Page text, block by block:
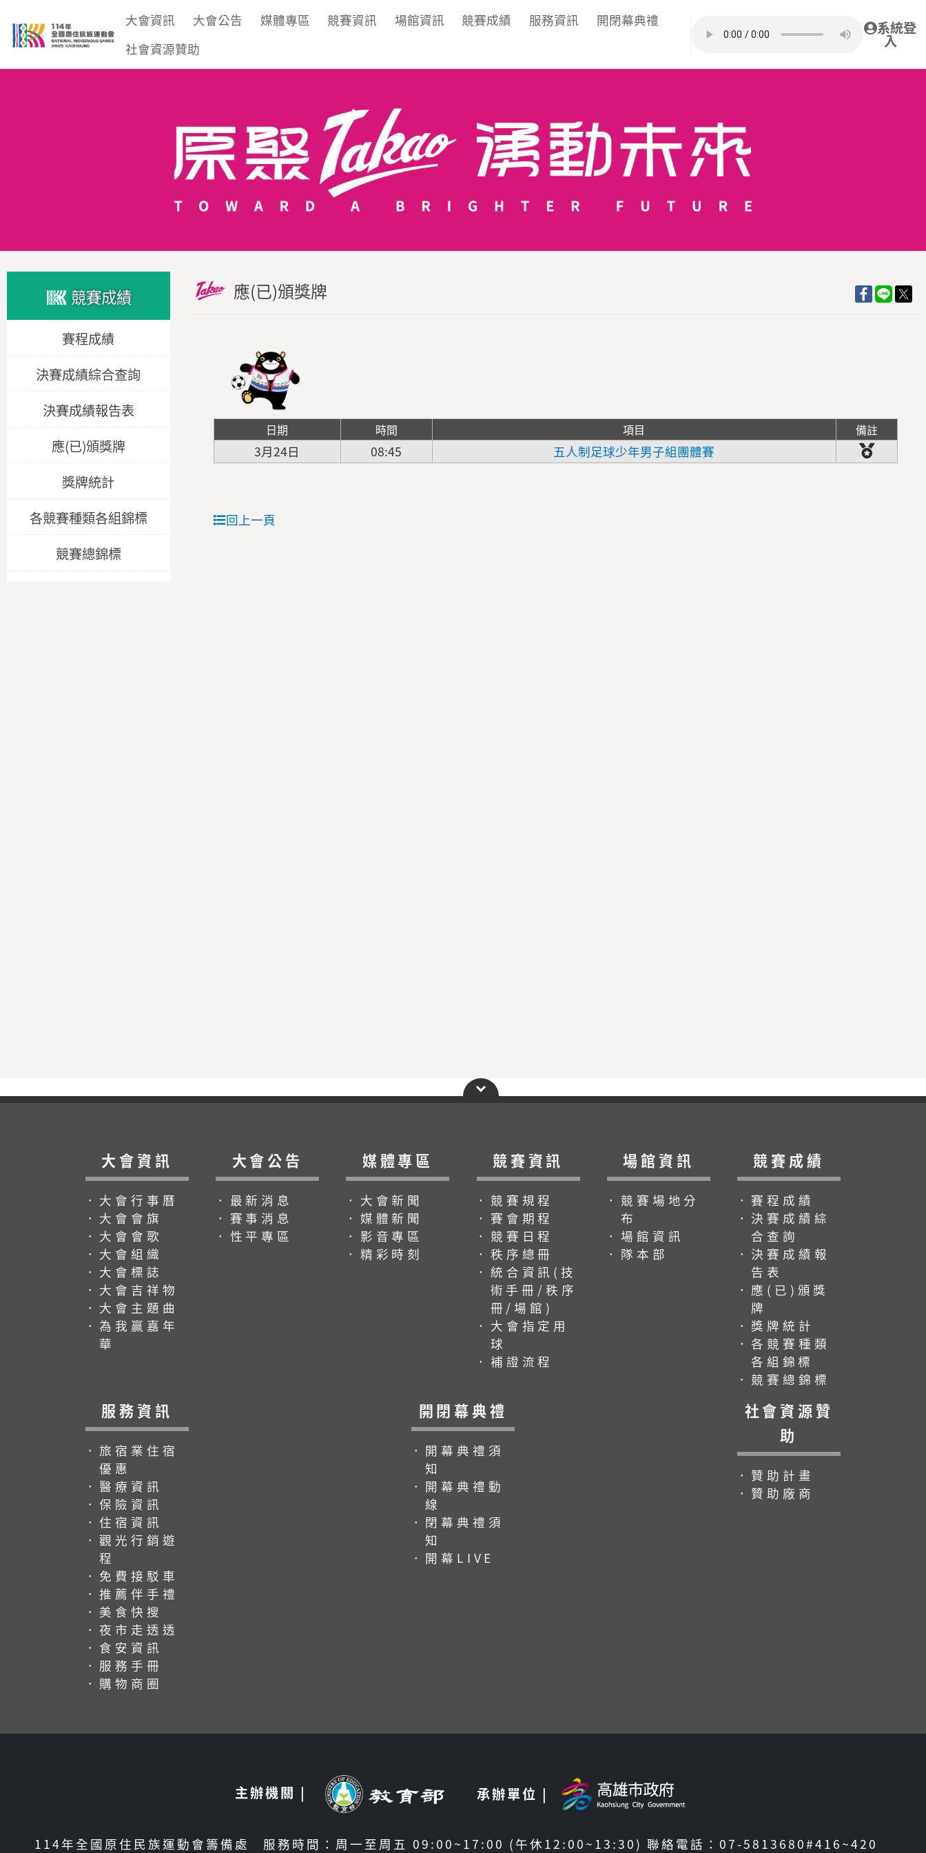
大會資訊 大會公告 媒體專區 競賽資訊 場館資訊 競賽成績 服務資訊
開閉幕典禮
社會資源贊助
系統登
入
競賽成績
賽程成績
決賽成績綜合查詢
決賽成績報告表
應(已)頒獎牌
獎牌統計
各競賽種類各組錦標
競賽總錦標
應(已)頒獎牌
日期 時間 項目 備註
3月24日 08:45 五人制足球少年男子組團體賽
回上一頁
大會資訊
．大會行事曆
．大會會旗
．大會會歌
．大會組織
．大會標誌
．大會吉祥物
．大會主題曲
．為我贏嘉年
華
大會公告
．最新消息
．賽事消息
．性平專區
媒體專區
．大會新聞
．媒體新聞
．影音專區
．精彩時刻
競賽資訊
．競賽規程
．賽會期程
．競賽日程
．秩序總冊
．統合資訊(技
術手冊/秩序
冊/場館)
．大會指定用
球
．補證流程
場館資訊
．競賽場地分
布
．場館資訊
．隊本部
競賽成績
．賽程成績
．決賽成績綜
合查詢
．決賽成績報
告表
．應(已)頒獎
牌
．獎牌統計
．各競賽種類
各組錦標
．競賽總錦標
服務資訊
．旅宿業住宿
優惠
．醫療資訊
．保險資訊
．住宿資訊
．觀光行銷遊
程
．免費接駁車
．推薦伴手禮
．美食快搜
．夜市走透透
．食安資訊
．服務手冊
．購物商圈
開閉幕典禮
．開幕典禮須
知
．開幕典禮動
線
．閉幕典禮須
知
．開幕LIVE
社會資源贊
助
．贊助計畫
．贊助廠商
主辦機關 | 承辦單位 |
114年全國原住民族運動會籌備處 服務時間：周一至周五 09:00~17:00 (午休12:00~13:30) 聯絡電話：07-5813680#416~420